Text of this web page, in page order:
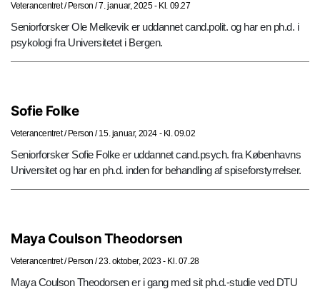
Veterancentret / Person /7. januar, 2025 - Kl. 09.27
Seniorforsker Ole Melkevik er uddannet cand.polit. og har en ph.d. i
psykologi fra Universitetet i Bergen.
Sofie Folke
Veterancentret / Person / 15. januar, 2024 - Kl. 09.02
Seniorforsker Sofie Folke er uddannet cand.psych. fra Københavns
Universitet og har en ph.d. inden for behandling af spiseforstyrrelser.
Maya Coulson Theodorsen
Veterancentret / Person /23. oktober, 2023 - Kl. 07.28
Maya Coulson Theodorsen er i gang med sit ph.d.-studie ved DTU